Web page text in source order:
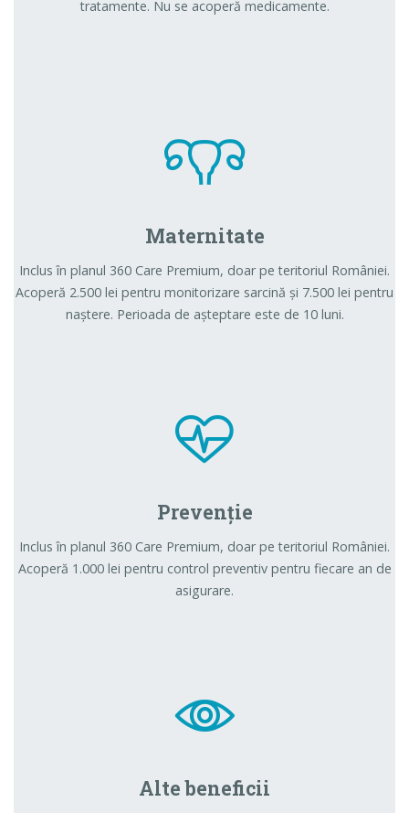
tratamente. Nu se acoperă medicamente.
Maternitate
Inclus în planul 360 Care Premium, doar pe teritoriul României.
Acoperă 2.500 lei pentru monitorizare sarcină și 7.500 lei pentru
naștere. Perioada de așteptare este de 10 luni.
Prevenție
Inclus în planul 360 Care Premium, doar pe teritoriul României.
Acoperă 1.000 lei pentru control preventiv pentru fiecare an de
asigurare.
Alte beneficii